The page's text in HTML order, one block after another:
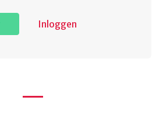
Inloggen